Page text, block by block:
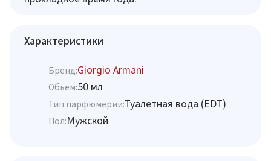
Характеристики
Бренд:Giorgio Armani
Объём:50 мл
Тип парфюмерии:Туалетная вода (EDT)
Пол:Мужской